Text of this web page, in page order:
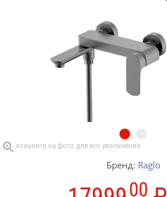
Бренд: Raglo
00